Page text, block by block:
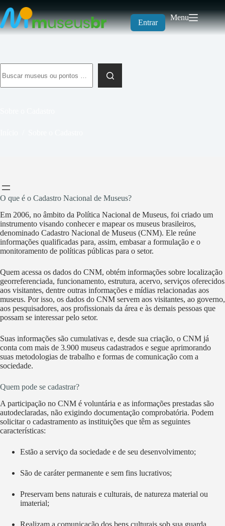
para
o
conteúdo
Entrar
Menu
resultados
O que é o Cadastro Nacional de Museus?
Em 2006, no âmbito da Política Nacional de Museus, foi criado um
instrumento visando conhecer e mapear os museus brasileiros,
denominado Cadastro Nacional de Museus (CNM). Ele reúne
informações qualificadas para, assim, embasar a formulação e o
monitoramento de políticas públicas para o setor.
Quem acessa os dados do CNM, obtém informações sobre localização
georreferenciada, funcionamento, estrutura, acervo, serviços oferecidos
aos visitantes, dentre outras informações e mídias relacionadas aos
museus. Por isso, os dados do CNM servem aos visitantes, ao governo,
aos pesquisadores, aos profissionais da área e às demais pessoas que
possam se interessar pelo setor.
Suas informações são cumulativas e, desde sua criação, o CNM já
conta com mais de 3.900 museus cadastrados e segue aprimorando
suas metodologias de trabalho e formas de comunicação com a
sociedade.
Quem pode se cadastrar?
A participação no CNM é voluntária e as informações prestadas são
autodeclaradas, não exigindo documentação comprobatória. Podem
solicitar o cadastramento as instituições que têm as seguintes
características:
Estão a serviço da sociedade e de seu desenvolvimento;
São de caráter permanente e sem fins lucrativos;
Preservam bens naturais e culturais, de natureza material ou
imaterial;
Realizam a comunicação dos bens culturais sob sua guarda